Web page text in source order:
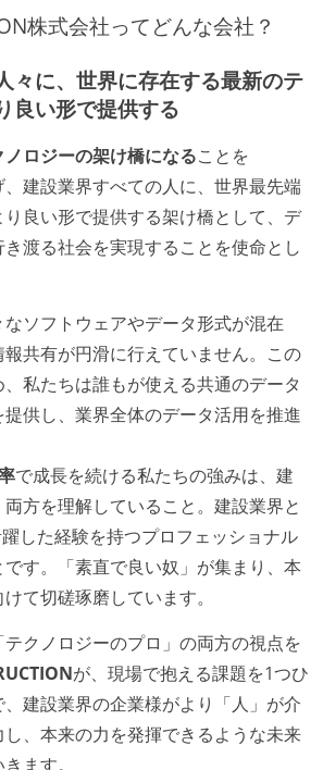
ージョン管理ツールで管理している
る
化され、1コマンドで実行できる）
共有
備やペアプロ、モブワークなど、ナ
極的に行っている（属人性を減らす
る）
度
、居住地は問わずにフルリモートで
圏内であればフルリモートできる
けできる制度がある
児を子育てしながら働いていたエン
制または裁量労働制を採用している
性
バーがいる
参加やチケット負担など、会社とし
株式会社ってどんな会社？
々に、世界に存在する最新のテ
良い形で提供する
ロジーの架け橋になることを
、建設業界すべての人に、世界最先端
良い形で提供する架け橋として、デ
渡る社会を実現することを使命とし
ソフトウェアやデータ形式が混在
共有が円滑に行えていません。この
私たちは誰もが使える共通のデータ
供し、業界全体のデータ活用を推進
で成長を続ける私たちの強みは、建
方を理解していること。建設業界と
した経験を持つプロフェッショナル
す。「素直で良い奴」が集まり、本
て切磋琢磨しています。
テクノロジーのプロ」の両方の視点を
が、現場で抱える課題を1つひ
建設業界の企業様がより「人」が介
、本来の力を発揮できるような未来
ます。